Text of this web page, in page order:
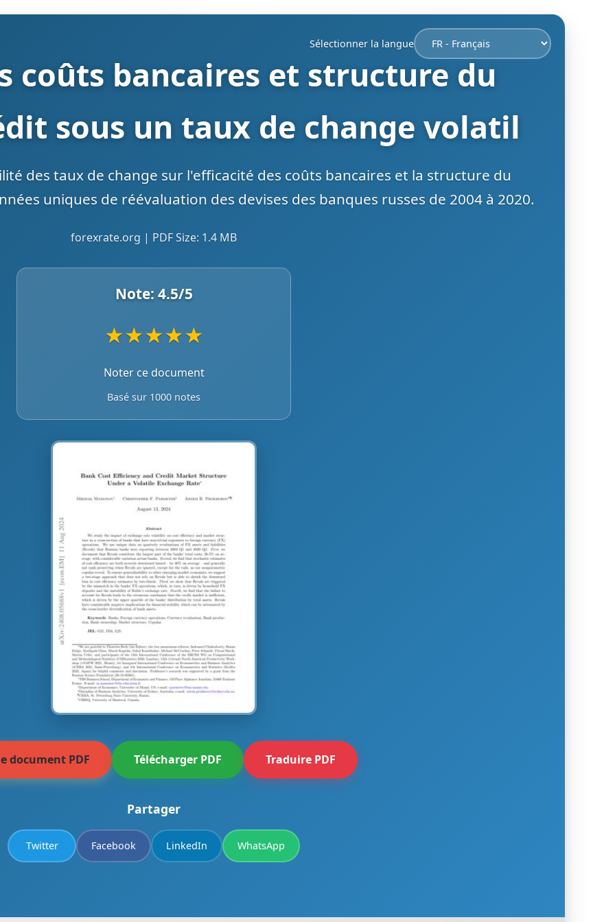
Sélectionner la langue
coûts bancaires et structure du
sous un taux de change volatil
des taux de change sur l'efficacité des coûts bancaires et la structure du
uniques de réévaluation des devises des banques russes de 2004 à 2020.
forexrate.org | PDF Size: 1.4 MB
Note: 4.5/5
★★★★★
Noter ce document
Basé sur 1000 notes
document PDF Télécharger PDF Traduire PDF
Partager
Twitter Facebook LinkedIn WhatsApp